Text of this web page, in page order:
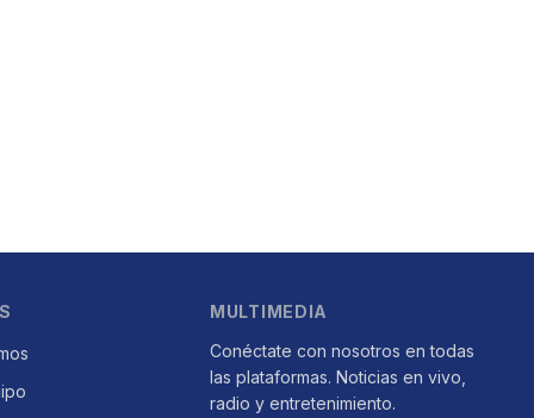
MULTIMEDIA
Conéctate con nosotros en todas
las plataformas. Noticias en vivo,
radio y entretenimiento.